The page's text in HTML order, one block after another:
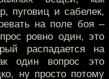
пуговиц и сабелек,
на поле боя –
ровно один, это
распадается на
один вопрос это
ну просто потому